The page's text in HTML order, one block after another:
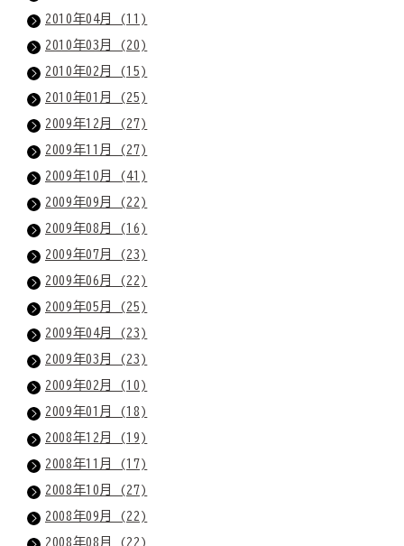
2010年04月 (11)
2010年03月 (20)
2010年02月 (15)
2010年01月 (25)
2009年12月 (27)
2009年11月 (27)
2009年10月 (41)
2009年09月 (22)
2009年08月 (16)
2009年07月 (23)
2009年06月 (22)
2009年05月 (25)
2009年04月 (23)
2009年03月 (23)
2009年02月 (10)
2009年01月 (18)
2008年12月 (19)
2008年11月 (17)
2008年10月 (27)
2008年09月 (22)
2008年08月 (22)